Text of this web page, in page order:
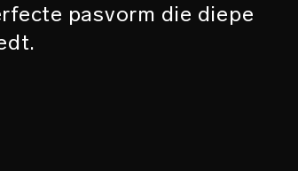
pasvorm die diepe